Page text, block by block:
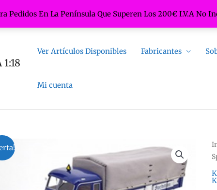
Pedidos En La Península Que Superen Los 200€ I.V.A No
Ver Artículos Disponibles Fabricantes
Mi cuenta